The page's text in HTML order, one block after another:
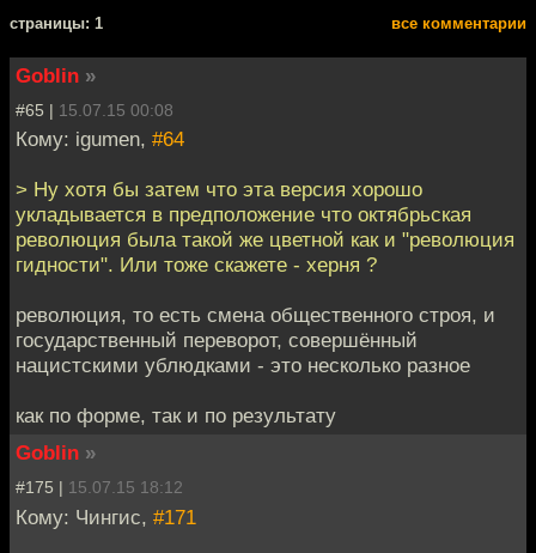
cтраницы: 1 все комментарии
Goblin »
#65 | 15.07.15 00:08
Кому: igumen, #64
> Ну хотя бы затем что эта версия хорошо
укладывается в предположение что октябрьская
революция была такой же цветной как и "революция
гидности". Или тоже скажете - херня ?
революция, то есть смена общественного строя, и
государственный переворот, совершённый
нацистскими ублюдками - это несколько разное
как по форме, так и по результату
Goblin »
#175 | 15.07.15 18:12
Кому: Чингиc, #171